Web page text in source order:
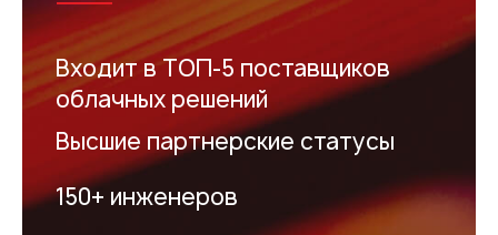
Входит в ТОП-5 поставщиков
облачных решений
Высшие партнерские статусы
150+ инженеров